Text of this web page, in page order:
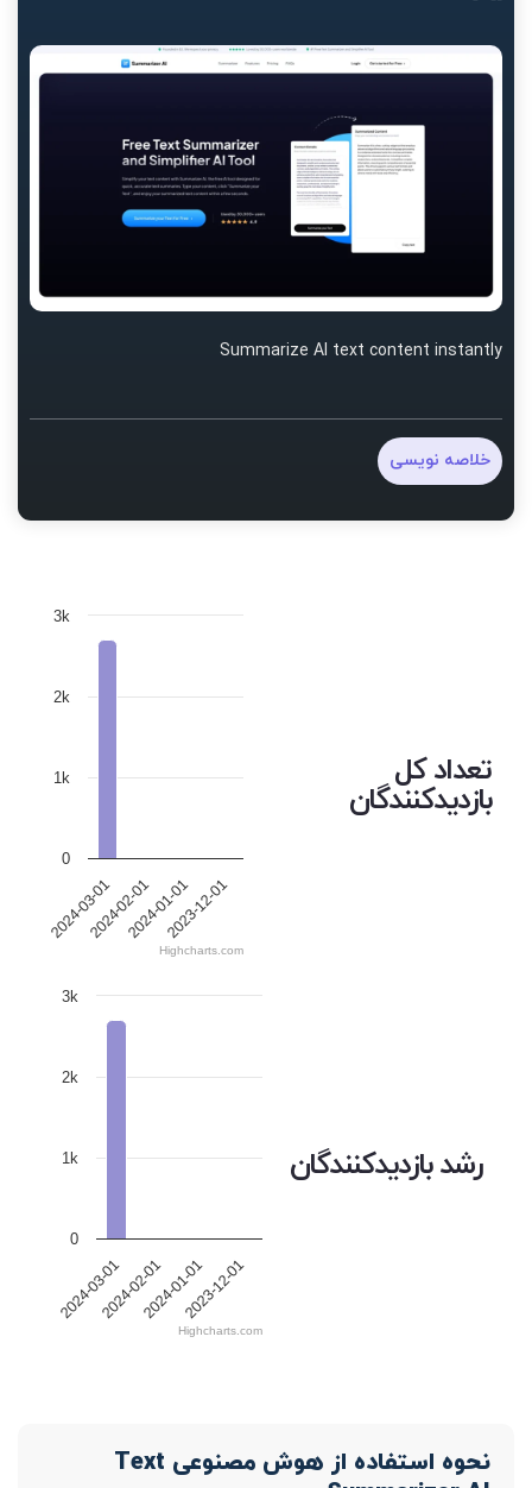
Summarize AI text content instantly
خلاصه نویسی
تعداد کل
بازدیدکنندگان
2024-03-012024-02-012024-01-012023-12-01
0
1k
2k
3k
Highcharts.com
رشد بازدیدکنندگان
2024-03-012024-02-012024-01-012023-12-01
0
1k
2k
3k
Highcharts.com
نحوه استفاده از هوش مصنوعی Text